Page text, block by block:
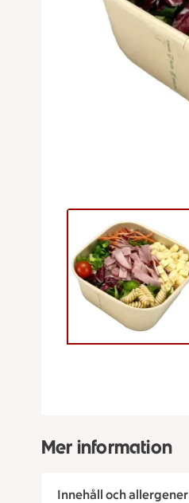
Mer information
Innehåll och allergener